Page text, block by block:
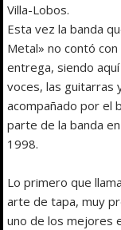
Villa-Lobos.
Esta vez la banda
Metal» no contó
entrega, siendo
voces, las guitarras
acompañado por el
parte de la banda
1998.
Lo primero que
arte de tapa, muy
uno de los mejores